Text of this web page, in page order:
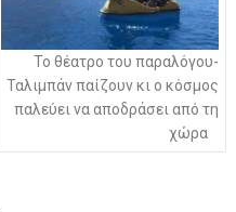
Το θέατρο του παραλόγου-
Ταλιμπάν παίζουν κι ο κόσμος
παλεύει να αποδράσει από τη
χώρα